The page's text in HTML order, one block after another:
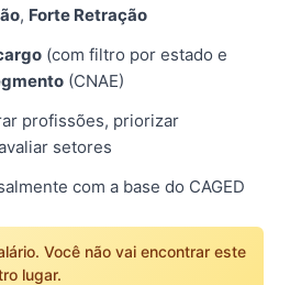
, Forte Retração
(com filtro por estado e
(CNAE)
profissões, priorizar
setores
com a base do CAGED
Você não vai encontrar este
lugar.